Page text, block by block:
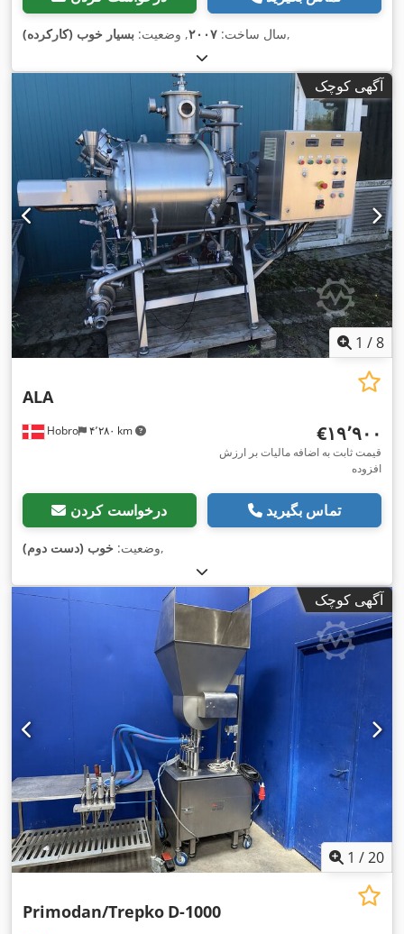
سال ساخت: ۲۰۰۷, وضعیت: بسیار خوب (کارکرده) ,
آگهی کوچک
1 /8
Hobro ۴٬۲۸۰ km
ALA
‎€۱۹٬۹۰۰
قیمت ثابت به اضافه مالیات بر ارزش
افزوده
درخواست کردن تماس بگیرید
وضعیت: خوب (دست دوم) ,
آگهی کوچک
1 /20
Primodan/Trepko D-1000